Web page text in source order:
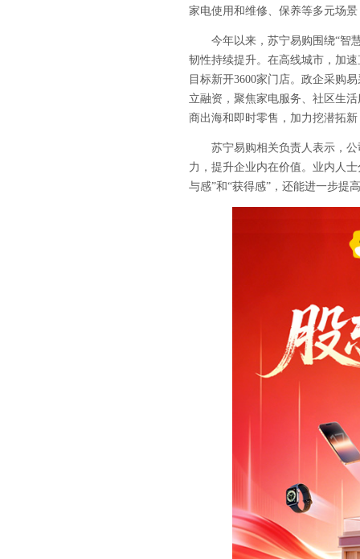
家电使用和维修、保养等多元场
今年以来，苏宁易购围绕“智
韧性持续提升。在高线城市，加
目标新开3600家门店。政企采购
立融资，聚焦家电服务、社区生
商出海和即时零售，加力挖潜拓
苏宁易购相关负责人表示，
力，提升企业内在价值。业内人
与感”和“获得感”，还能进一步提